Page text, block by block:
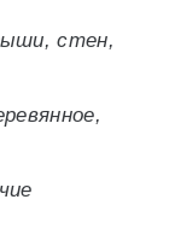
стен,